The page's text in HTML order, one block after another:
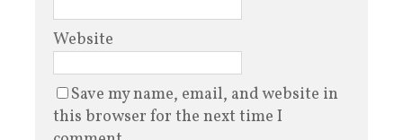
Website
Save my name, email, and website in
this browser for the next time I